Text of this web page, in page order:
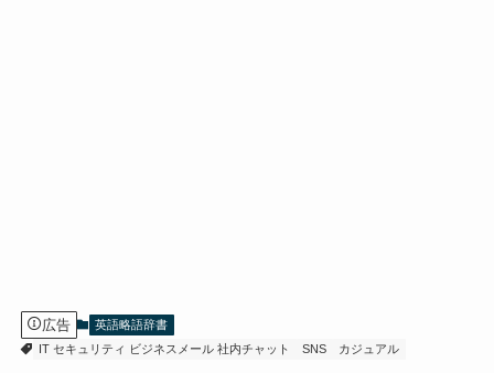
広告
英語略語辞書
IT セキュリティ ビジネスメール 社内チャット
SNS カジュアル